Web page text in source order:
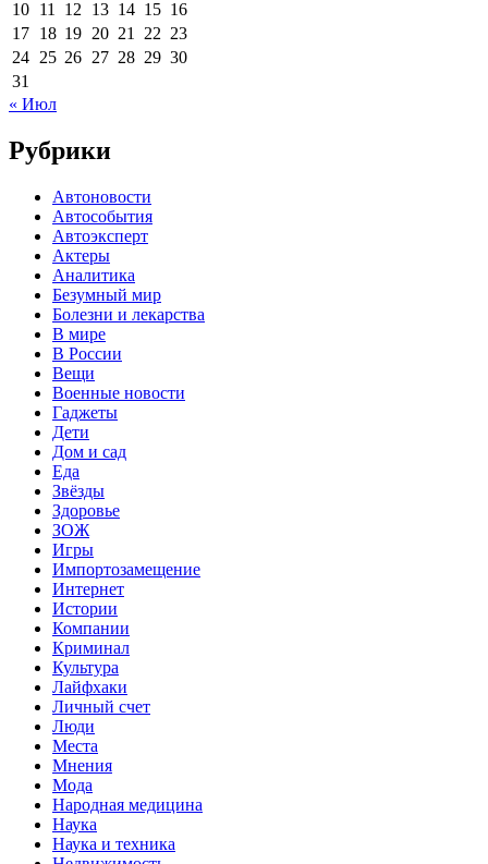
10 11 12 13 14 15 16
17 18 19 20 21 22 23
24 25 26 27 28 29 30
31
« Июл
Рубрики
Автоновости
Автособытия
Автоэксперт
Актеры
Аналитика
Безумный мир
Болезни и лекарства
В мире
В России
Вещи
Военные новости
Гаджеты
Дети
Дом и сад
Еда
Звёзды
Здоровье
ЗОЖ
Игры
Импортозамещение
Интернет
Истории
Компании
Криминал
Культура
Лайфхаки
Личный счет
Люди
Места
Мнения
Мода
Народная медицина
Наука
Наука и техника